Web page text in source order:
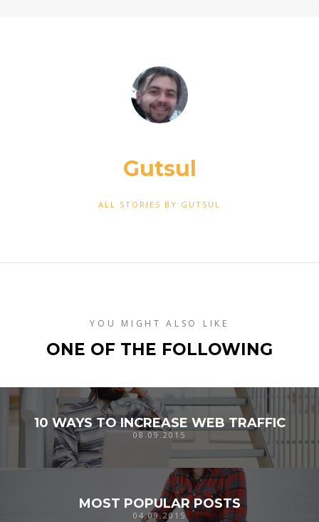
Gutsul
ALL STORIES BY:GUTSUL
YOU MIGHT ALSO LIKE
ONE OF THE FOLLOWING
10 WAYS TO INCREASE WEB TRAFFIC
08.09.2015
MOST POPULAR POSTS
04.09.2015